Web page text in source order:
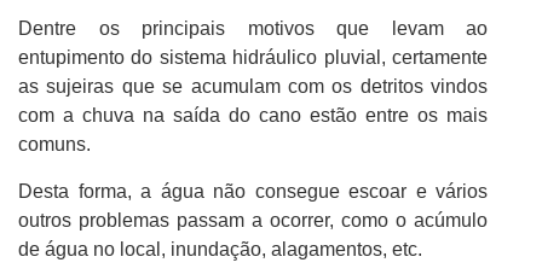
Dentre os principais motivos que levam ao
entupimento do sistema hidráulico pluvial, certamente
as sujeiras que se acumulam com os detritos vindos
com a chuva na saída do cano estão entre os mais
comuns.
Desta forma, a água não consegue escoar e vários
outros problemas passam a ocorrer, como o acúmulo
de água no local, inundação, alagamentos, etc.